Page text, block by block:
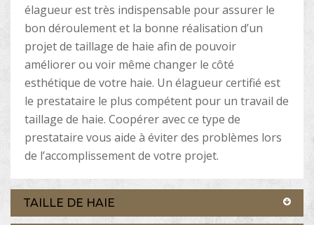
élagueur est très indispensable pour assurer le
bon déroulement et la bonne réalisation d’un
projet de taillage de haie afin de pouvoir
améliorer ou voir même changer le côté
esthétique de votre haie. Un élagueur certifié est
le prestataire le plus compétent pour un travail de
taillage de haie. Coopérer avec ce type de
prestataire vous aide à éviter des problèmes lors
de l’accomplissement de votre projet.
TAILLE DE HAIE